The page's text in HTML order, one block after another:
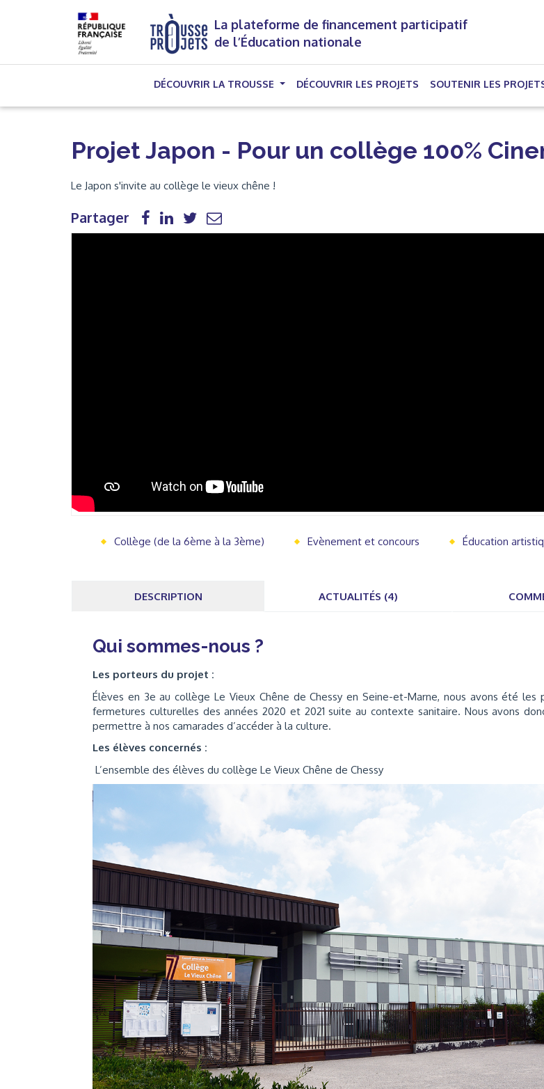
La plateforme de financement participatif
de l’Éducation nationale
DÉCOUVRIR LA TROUSSE DÉCOUVRIR LES PROJETS (CURRENT)
SOUTENIR LES
Projet Japon - Pour un collège 100%
Le Japon s'invite au collège le vieux chêne !
Partager
Collège (de la 6ème à la 3ème) Evènement et concours Éducation
DESCRIPTION ACTUALITÉS (4)
Qui sommes-nous ?
Les porteurs du projet :
Élèves en 3e au collège Le Vieux Chêne de Chessy en Seine-et-Marne, nous avons été les
fermetures culturelles des années 2020 et 2021 suite au contexte sanitaire. Nous avons
permettre à nos camarades d’accéder à la culture.
Les élèves concernés :
L’ensemble des élèves du collège Le Vieux Chêne de Chessy